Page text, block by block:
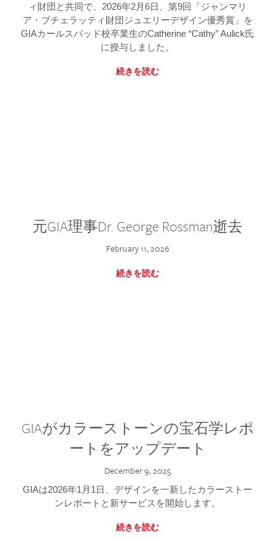
ィ財団と共同で、2026年2月6日、第9回「ジャンマリ
ア・ブチェラッティ財団ジュエリーデザイン優秀賞」を
GIAカールスバッド校卒業生のCatherine “Cathy” Aulick氏
に授与しました。
続きを読む
元GIA理事Dr. George Rossman逝去
February 11, 2026
続きを読む
GIAがカラーストーンの宝石学レポ
ートをアップデート
December 9, 2025
GIAは2026年1月1日、デザインを一新したカラーストー
ンレポートと新サービスを開始します。
続きを読む